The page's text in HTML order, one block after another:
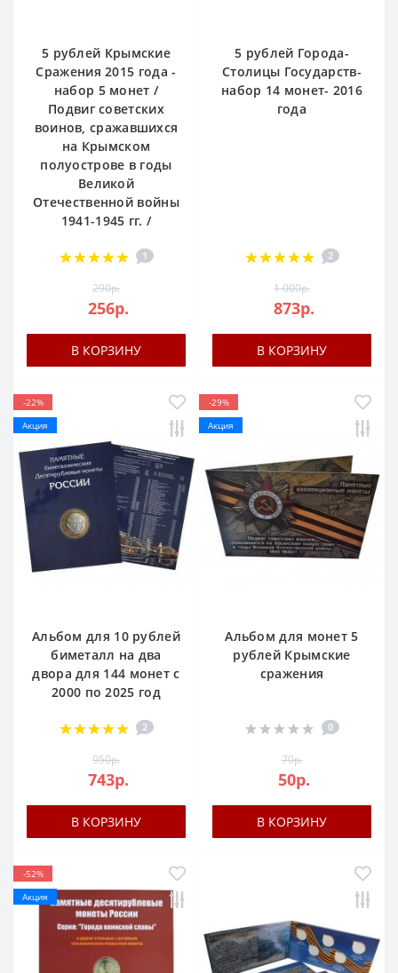
5 рублей Крымские
Сражения 2015 года -
набор 5 монет /
Подвиг советских
воинов, сражавшихся
на Крымском
полуострове в годы
Великой
Отечественной войны
1941-1945 гг. /
1
290р.
256р.
В КОРЗИНУ
5 рублей Города-
Столицы Государств-
набор 14 монет- 2016
года
2
1 000р.
873р.
В КОРЗИНУ
-22%
Акция
Альбом для 10 рублей
биметалл на два
двора для 144 монет c
2000 по 2025 год
2
950р.
743р.
В КОРЗИНУ
-29%
Акция
Альбом для монет 5
рублей Крымские
сражения
0
70р.
50р.
В КОРЗИНУ
-52%
Акция